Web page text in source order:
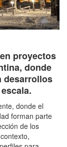
proyectos
donde
desarrollos
donde el
forman parte
de los